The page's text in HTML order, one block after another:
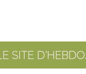
SITE